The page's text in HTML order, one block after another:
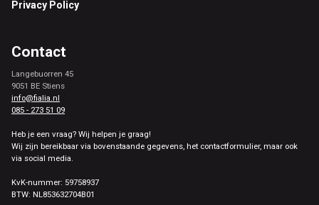
Privacy Policy
Contact
Langebuorren 45
9051 BE Stiens
info@fialia.nl
085 - 273 51 09
Heb je een vraag? Wij helpen je graag!
Wij zijn bereikbaar via bovenstaande gegevens, het contactformulier, maar ook
via social media.
KvK-nummer: 59758937
BTW: NL853632704B01